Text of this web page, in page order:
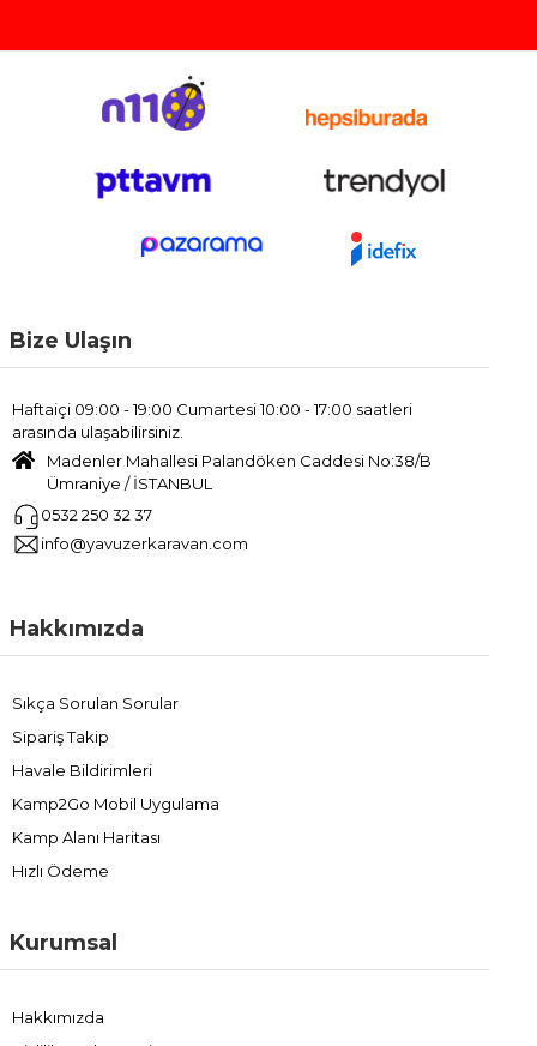
Bize Ulaşın
Haftaiçi 09:00 - 19:00 Cumartesi 10:00 - 17:00 saatleri
arasında ulaşabilirsiniz.
Madenler Mahallesi Palandöken Caddesi No:38/B
Ümraniye / İSTANBUL
0532 250 32 37
info@yavuzerkaravan.com
Hakkımızda
Sıkça Sorulan Sorular
Sipariş Takip
Havale Bildirimleri
Kamp2Go Mobil Uygulama
Kamp Alanı Haritası
Hızlı Ödeme
Kurumsal
Hakkımızda